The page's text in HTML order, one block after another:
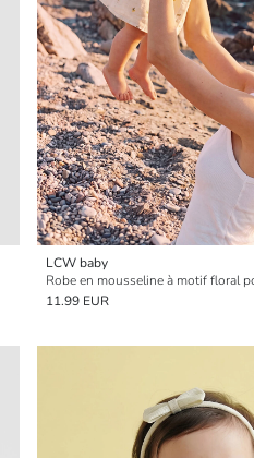
LCW baby
11.99 EUR